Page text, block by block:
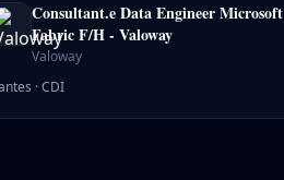
Consultant.e Data Engineer Microsoft
Fabric F/H - Valoway
Valoway
·CDI